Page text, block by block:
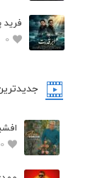
فرید
0
0